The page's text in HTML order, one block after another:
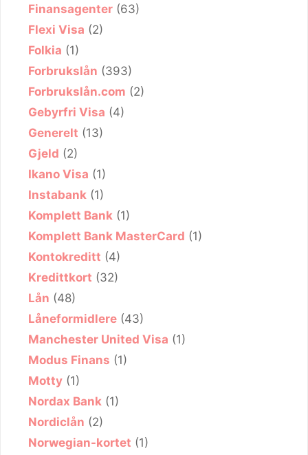
Finansagenter (63)
Flexi Visa (2)
Folkia (1)
Forbrukslån (393)
Forbrukslån.com (2)
Gebyrfri Visa (4)
Generelt (13)
Gjeld (2)
Ikano Visa (1)
Instabank (1)
Komplett Bank (1)
Komplett Bank MasterCard (1)
Kontokreditt (4)
Kredittkort (32)
Lån (48)
Låneformidlere (43)
Manchester United Visa (1)
Modus Finans (1)
Motty (1)
Nordax Bank (1)
Nordiclån (2)
Norwegian-kortet (1)